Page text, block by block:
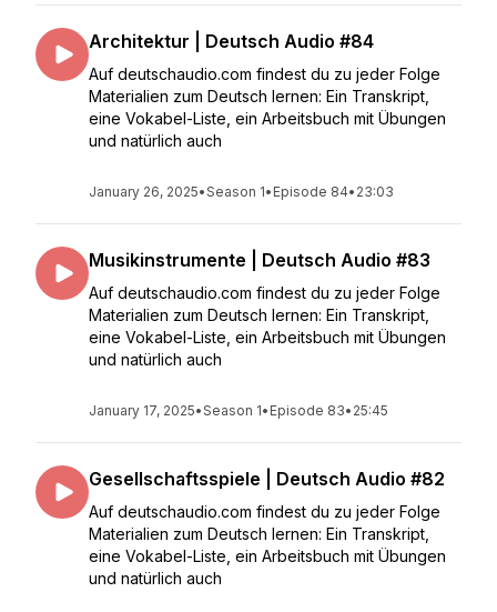
Architektur | Deutsch Audio #84
Auf deutschaudio.com findest du zu jeder Folge
Materialien zum Deutsch lernen: Ein Transkript,
eine Vokabel-Liste, ein Arbeitsbuch mit Übungen
und natürlich auch
January 26, 2025•Season 1• Episode 84• 23:03
Musikinstrumente | Deutsch Audio #83
Auf deutschaudio.com findest du zu jeder Folge
Materialien zum Deutsch lernen: Ein Transkript,
eine Vokabel-Liste, ein Arbeitsbuch mit Übungen
und natürlich auch
January 17, 2025•Season 1• Episode 83• 25:45
Gesellschaftsspiele | Deutsch Audio #82
Auf deutschaudio.com findest du zu jeder Folge
Materialien zum Deutsch lernen: Ein Transkript,
eine Vokabel-Liste, ein Arbeitsbuch mit Übungen
und natürlich auch